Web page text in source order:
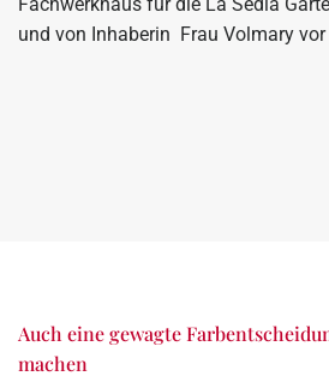
und von Inhaberin Frau Volmary vor
Auch eine gewagte
machen